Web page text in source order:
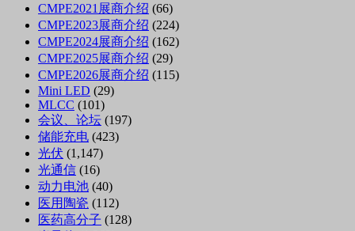
CMPE2021展商介绍 (66)
CMPE2023展商介绍 (224)
CMPE2024展商介绍 (162)
CMPE2025展商介绍 (29)
CMPE2026展商介绍 (115)
Mini LED (29)
MLCC (101)
会议、论坛 (197)
储能充电 (423)
光伏 (1,147)
光通信 (16)
动力电池 (40)
医用陶瓷 (112)
医药高分子 (128)